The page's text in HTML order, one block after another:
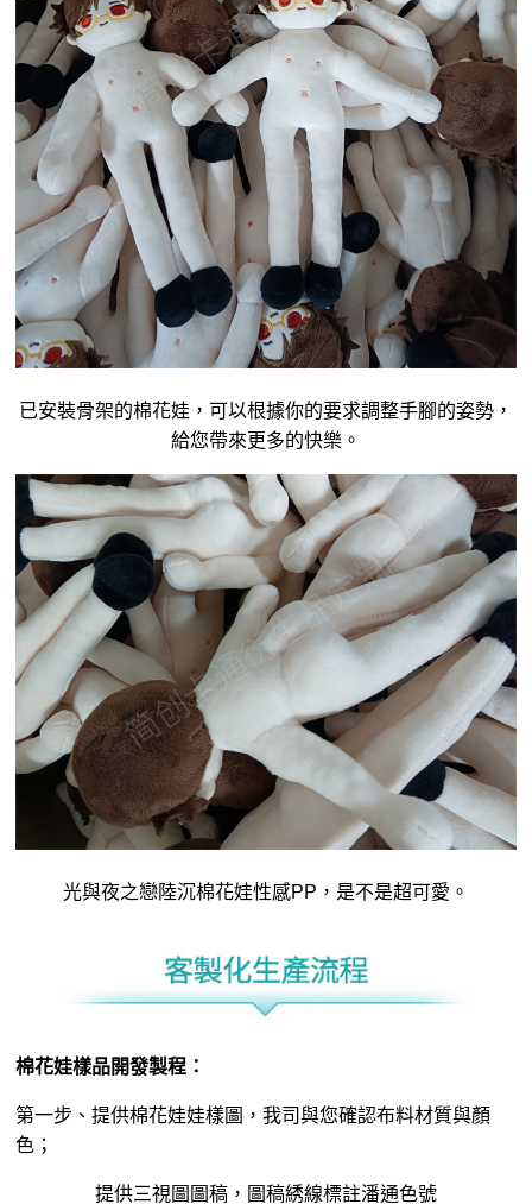
已安裝骨架的棉花娃 ，可以根據你的要求調整手腳的姿勢，
給您帶來更多的快樂。
光與夜之戀陸沉棉花娃性感PP，是不是超可愛。
棉花娃樣品開發製程：
第一步、提供棉花娃娃樣圖，我司與您確認布料材質與顏
色；
提供三視圖圖稿，圖稿綉線標註潘通色號